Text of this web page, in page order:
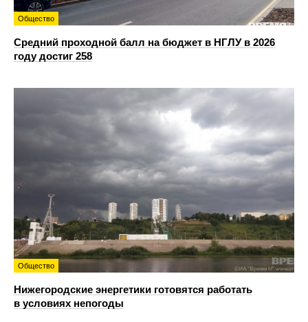
Общество
Средний проходной балл на бюджет в НГЛУ в 2026
году достиг 258
Общество
Нижегородские энергетики готовятся работать
в условиях непогоды